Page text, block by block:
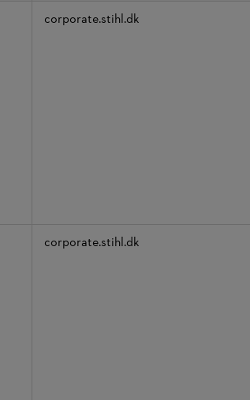
corporate.stihl.dk
corporate.stihl.dk